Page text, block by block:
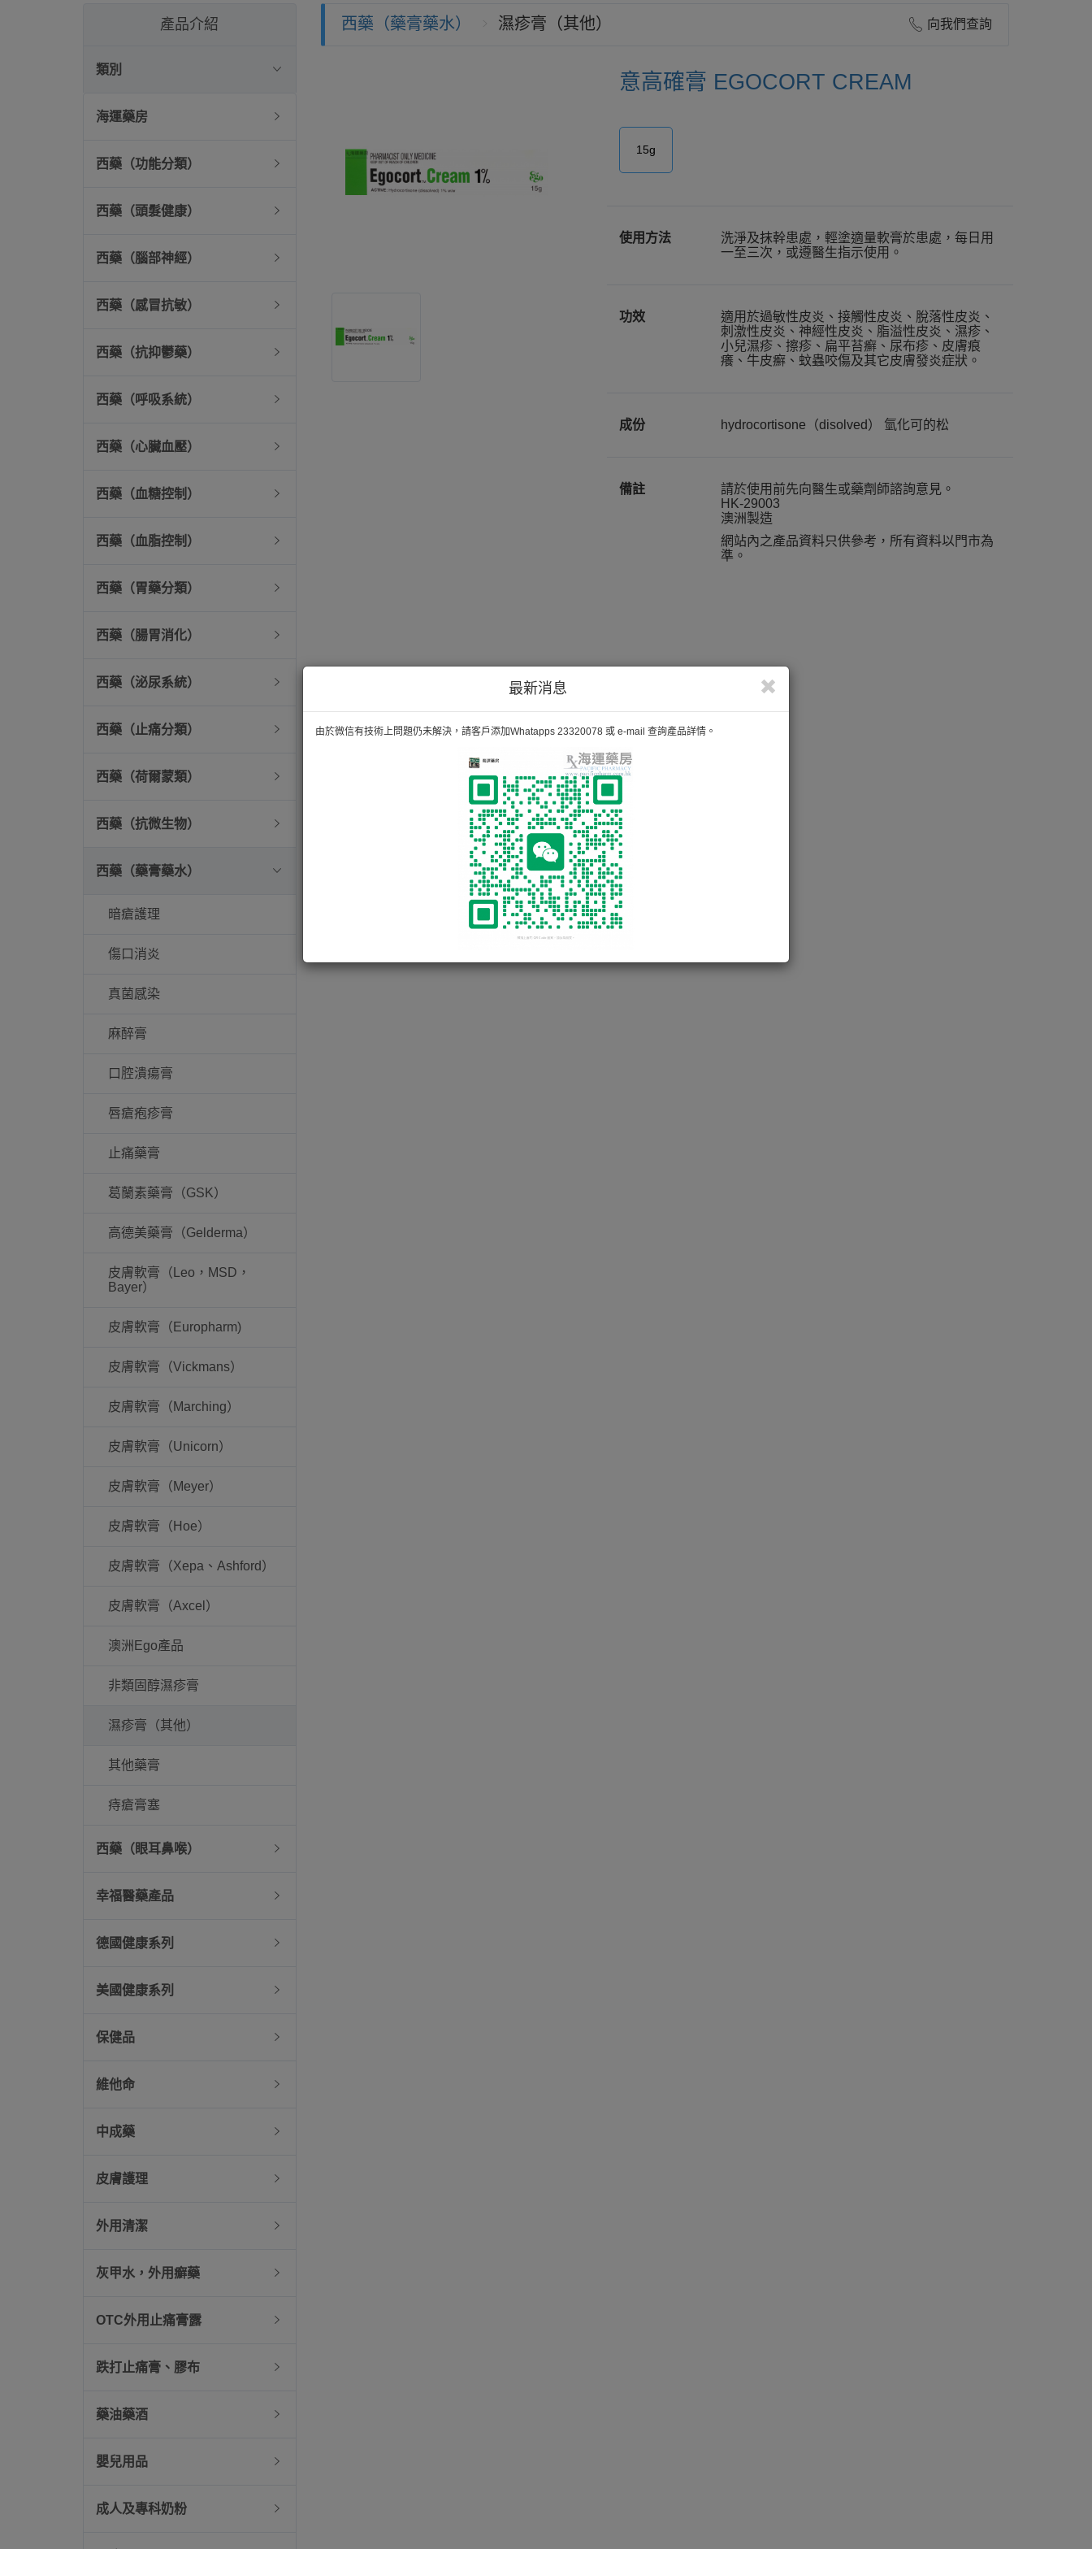
最新消息
由於微信有技術上問題仍未解決，請客戶添加Whatapps 23320078 或 e-mail 查詢產品詳情。
產品介紹
類別
海運藥房
西藥（功能分類）
西藥（頭髮健康）
西藥（腦部神經）
西藥（感冒抗敏）
西藥（抗抑鬱藥）
西藥（呼吸系統）
西藥（心臟血壓）
西藥（血糖控制）
西藥（血脂控制）
西藥（胃藥分類）
西藥（腸胃消化）
西藥（泌尿系統）
西藥（止痛分類）
西藥（荷爾蒙類）
西藥（抗微生物）
西藥（藥膏藥水）
暗瘡護理
傷口消炎
真菌感染
麻醉膏
口腔潰瘍膏
唇瘡疱疹膏
止痛藥膏
葛蘭素藥膏（GSK）
高德美藥膏（Gelderma）
皮膚軟膏（Leo，MSD，
Bayer）
皮膚軟膏（Europharm)
皮膚軟膏（Vickmans）
皮膚軟膏（Marching）
皮膚軟膏（Unicorn）
皮膚軟膏（Meyer）
皮膚軟膏（Hoe）
皮膚軟膏（Xepa、Ashford）
皮膚軟膏（Axcel）
澳洲Ego產品
非類固醇濕疹膏
濕疹膏（其他）
其他藥膏
痔瘡膏塞
西藥（眼耳鼻喉）
幸福醫藥產品
德國健康系列
美國健康系列
保健品
維他命
中成藥
皮膚護理
外用清潔
灰甲水，外用癬藥
OTC外用止痛膏露
跌打止痛膏、膠布
藥油藥酒
嬰兒用品
成人及專科奶粉
西藥（藥膏藥水） 濕疹膏（其他） 向我們查詢
意高確膏 EGOCORT CREAM
15g
使用方法
洗淨及抹幹患處，輕塗適量軟膏於患處，每日用
一至三次，或遵醫生指示使用。
功效
適用於過敏性皮炎、接觸性皮炎、脫落性皮炎、
刺激性皮炎、神經性皮炎、脂溢性皮炎、濕疹、
小兒濕疹、擦疹、扁平苔癬、尿布疹、皮膚痕
癢、牛皮癬、蚊蟲咬傷及其它皮膚發炎症狀。
成份 hydrocortisone（disolved） 氫化可的松
備註
請於使用前先向醫生或藥劑師諮詢意見。
HK-29003
澳洲製造
網站內之產品資料只供參考，所有資料以門市為
準。